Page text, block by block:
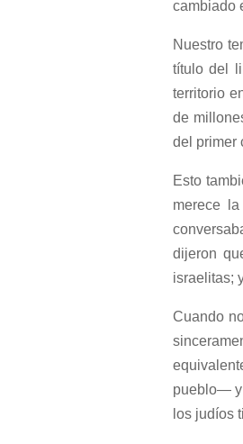
cambiado
Nuestro
título del
territorio
de
del primer
Esto
merece
dijeron
israelitas;
Cuando
pueblo— y
los judíos